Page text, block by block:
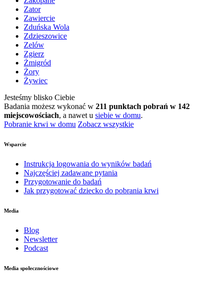
Zator
Zawiercie
Zduńska Wola
Zdzieszowice
Zelów
Zgierz
Żmigród
Żory
Żywiec
Jesteśmy blisko Ciebie
Badania możesz wykonać w 211 punktach pobrań w 142
miejscowościach, a nawet u siebie w domu.
Pobranie krwi w domu Zobacz wszystkie
Wsparcie
Instrukcja logowania do wyników badań
Najczęściej zadawane pytania
Przygotowanie do badań
Jak przygotować dziecko do pobrania krwi
Media
Blog
Newsletter
Podcast
Media społecznościowe